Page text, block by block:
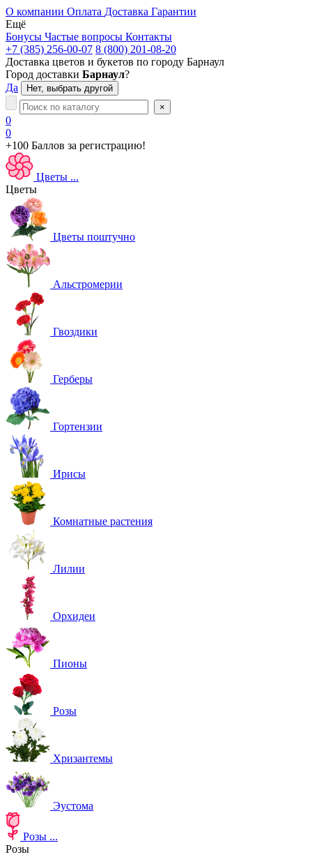
О компании Оплата Доставка Гарантии
Ещё
Бонусы Частые вопросы Контакты
+7 (385) 256-00-07 8 (800) 201-08-20
Доставка цветов и букетов по городу Барнаул
Город доставки Барнаул?
Да
Нет, выбрать другой
×
0
0
+100 Баллов за регистрацию!
Цветы ...
Цветы
Цветы поштучно
Альстромерии
Гвоздики
Герберы
Гортензии
Ирисы
Комнатные растения
Лилии
Орхидеи
Пионы
Розы
Хризантемы
Эустома
Розы ...
Розы